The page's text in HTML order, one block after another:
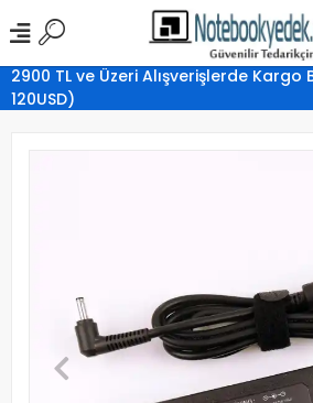
2900 TL ve Üzeri Alışverişlerde
120USD)